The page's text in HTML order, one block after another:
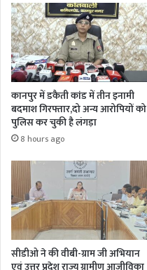
कानपुर में डकैती कांड में तीन इनामी
बदमाश गिरफ्तार,दो अन्य आरोपियों को
पुलिस कर चुकी है लंगड़ा
8 hours ago
सीडीओ ने की वीबी-ग्राम जी अभियान
एवं उत्तर प्रदेश राज्य ग्रामीण आजीविका